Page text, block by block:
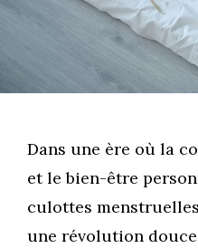
Dans une ère où la
et le bien-être
culottes
une révolution